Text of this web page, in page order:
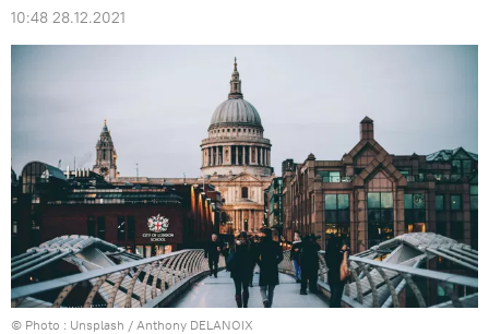
10:48 28.12.2021
© Photo : Unsplash / Anthony DELANOIX